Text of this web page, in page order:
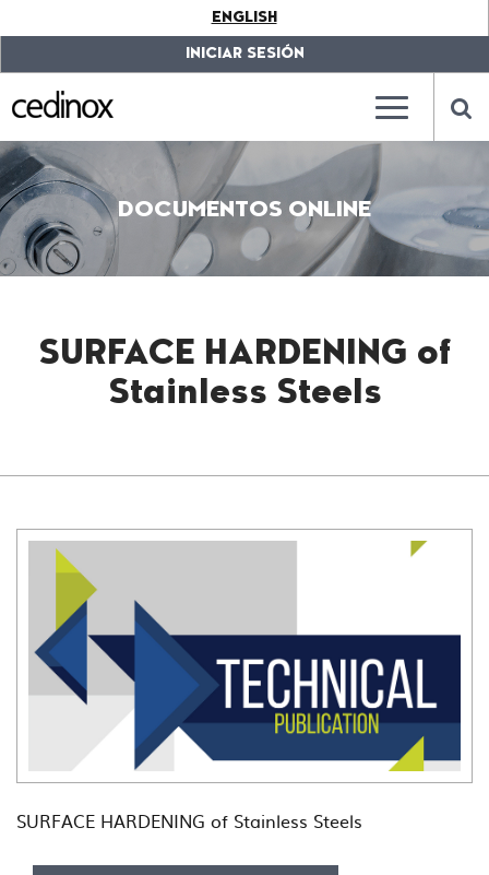
label.access.jump.content???
???
label.access.jump.header???
label.access.jump.footer???
???
label.access.jump.menu???
ENGLISH
INICIAR SESIÓN
???
???
DOCUMENTOS ONLINE
SURFACE HARDENING of
Stainless Steels
SURFACE HARDENING of Stainless Steels